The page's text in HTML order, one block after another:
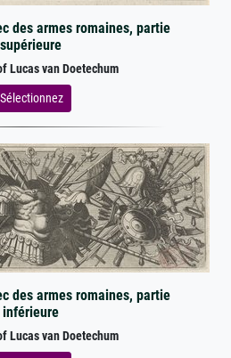
des armes romaines, partie
supérieure
Lucas van Doetechum
Sélectionnez
des armes romaines, partie
inférieure
Lucas van Doetechum